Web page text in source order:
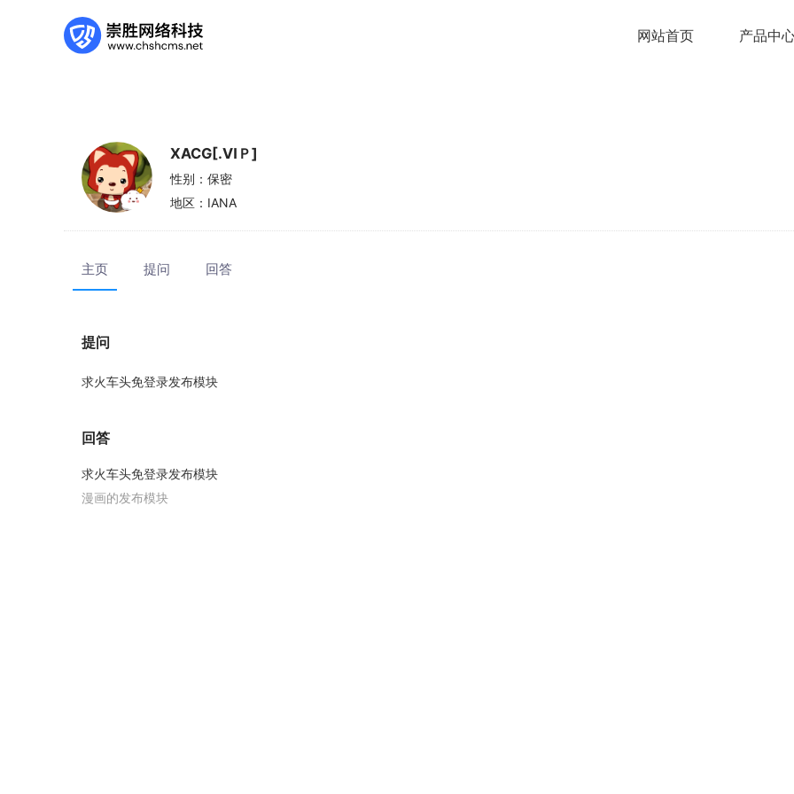
网站首页 产品中
XACG[.ⅥＰ]
性别： 保密
地区： IANA
主页 提问 回答
提问
求火车头免登录发布模块
回答
求火车头免登录发布模块
漫画的发布模块